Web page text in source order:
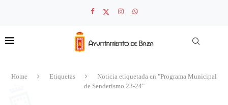
Home Etiquetas
Noticia etiquetada en "Programa Municipal
de Senderismo 23-24"